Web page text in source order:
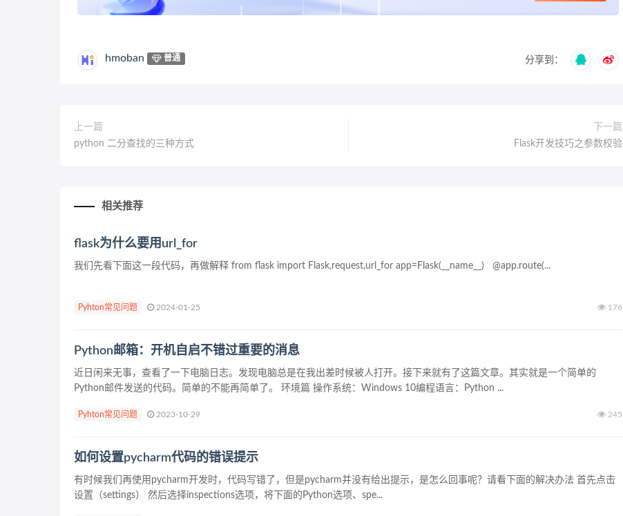
hmoban 普通 分享到：
上一篇
python 二分查找的三种方式
下一篇
Flask开发技巧之参数校验
相关推荐
flask为什么要用url_for
我们先看下面这一段代码，再做解释 from flask import Flask,request,url_for app=Flask(__name__) @app.route(...
Pyhton常见问题 2024-01-25 176
Python邮箱：开机自启不错过重要的消息
近日闲来无事，查看了一下电脑日志。发现电脑总是在我出差时候被人打开。接下来就有了这篇文章。其实就是一个简单的
Python邮件发送的代码。简单的不能再简单了。 环境篇 操作系统：Windows 10编程语言：Python ...
Pyhton常见问题 2023-10-29 245
如何设置pycharm代码的错误提示
有时候我们再使用pycharm开发时，代码写错了，但是pycharm并没有给出提示，是怎么回事呢？请看下面的解决办法 首先点击
设置（settings） 然后选择inspections选项，将下面的Python选项、spe...